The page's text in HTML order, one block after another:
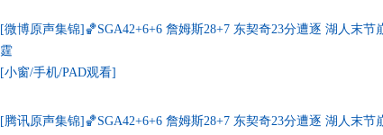
[微博原声集锦]🏀SGA42+6+6 詹姆斯28+7 东契奇23分遭逐 湖人末节
霆
[小窗/手机/PAD观看]
[腾讯原声集锦]🏀SGA42+6+6 詹姆斯28+7 东契奇23分遭逐 湖人末节